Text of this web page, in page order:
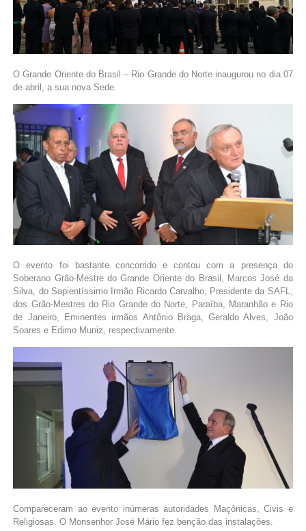
O Grande Oriente do Brasil – Rio Grande do Norte inaugurou no dia 07
de abril, a sua nova Sede.
O evento foi bastante concorrido e contou com a presença do
Soberano Grão-Mestre do Grande Oriente do Brasil, Marcos José da
Silva, do Sapientíssimo Irmão Ricardo Carvalho, Presidente da SAFL,
dos Grão-Mestres do Rio Grande do Norte, Paraíba, Maranhão e Rio
de Janeiro, Eminentes irmãos Antônio Braga, Geraldo Alves, João
Soares e Edimo Muniz, respectivamente.
Compareceram ao evento inúmeras autoridades Maçônicas, Civis e
Religiosas. O Monsenhor José Mário fez benção das instalações.